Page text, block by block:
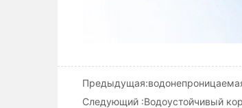
Предыдущая:
Следующий :Водоустойчивый